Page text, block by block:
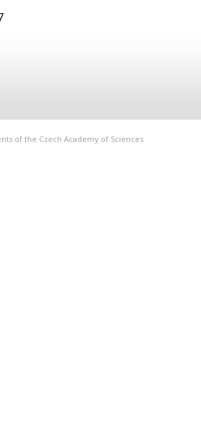
of the Czech Academy of Sciences